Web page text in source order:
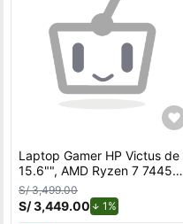
Laptop Gamer HP Victus de
15.6"", AMD Ryzen 7 7445H,
NVIDIA GeForce RTX 3050,
16GB RAM, disco sólido de
512GB, modelo 15-fb3020la
S/ 3,499.00
S/ 3,449.00 1%